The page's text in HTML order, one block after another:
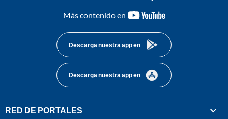
Más contenido en
youtube-
Descarga nuestra app en
Descarga nuestra app en
RED DE PORTALES